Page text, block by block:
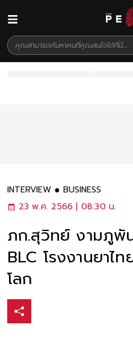
INTERVIEW
BUSINESS
23 พ.ค. 2566 | 08:30 น.
ภก.สุวิทย์ งามภูพั
BLC โรงงานยาไ
โลก